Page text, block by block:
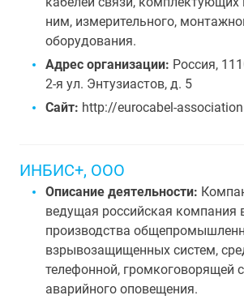
ним, измерительного,
оборудования.
Адрес организации: Россия,
2-я ул. Энтузиастов, д. 5
Сайт: http://eurocabel-
ИНБИС+, ООО
Описание деятельности:
ведущая российская компания
производства
взрывозащищенных систем,
телефонной, громкоговорящей
аварийного оповещения.